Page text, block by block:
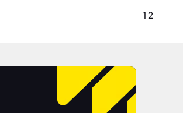
12